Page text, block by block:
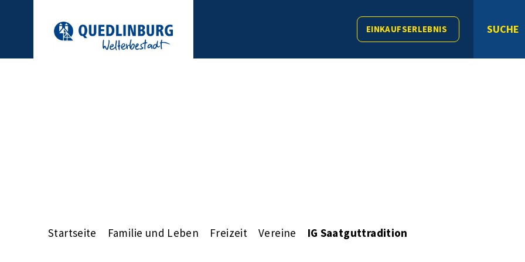
EINKAUFSERLEBNIS SUCHE
Startseite Familie und Leben Freizeit Vereine IG Saatguttradition